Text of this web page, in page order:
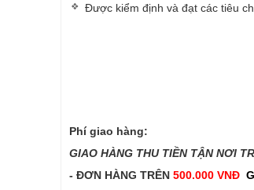
Được kiểm định và đạt các tiêu
Phí giao hàng:
GIAO HÀNG THU TIỀN TẬN NƠI
- ĐƠN HÀNG TRÊN 500.000 VNĐ